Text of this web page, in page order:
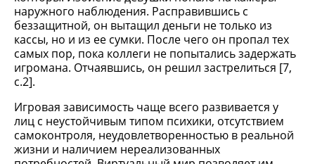
наружного наблюдения. Расправившись с
беззащитной, он вытащил деньги не только из
кассы, но и из ее сумки. После чего он пропал тех
самых пор, пока коллеги не попытались задержать
игромана. Отчаявшись, он решил застрелиться [7,
с.2].
Игровая зависимость чаще всего развивается у
лиц с неустойчивым типом психики, отсутствием
самоконтроля, неудовлетворенностью в реальной
жизни и наличием нереализованных